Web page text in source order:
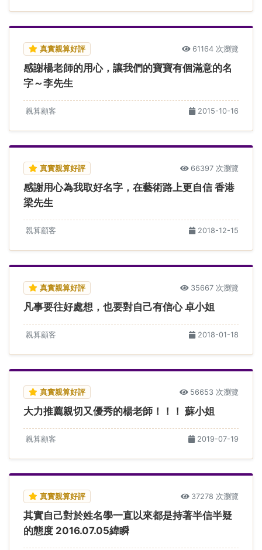
真實親算好評 61164 次瀏覽
感謝楊老師的用心，讓我們的寶寶有個滿意的名
字～李先生
親算顧客 2015-10-16
真實親算好評 66397 次瀏覽
感謝用心為我取好名字，在藝術路上更自信 香港
梁先生
親算顧客 2018-12-15
真實親算好評 35667 次瀏覽
凡事要往好處想，也要對自己有信心 卓小姐
親算顧客 2018-01-18
真實親算好評 56653 次瀏覽
大力推薦親切又優秀的楊老師！！！ 蘇小姐
親算顧客 2019-07-19
真實親算好評 37278 次瀏覽
其實自己對於姓名學一直以來都是持著半信半疑
的態度 2016.07.05緯瞬